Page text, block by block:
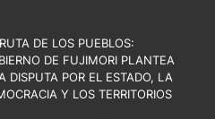
DE LOS PUEBLOS:
DE FUJIMORI PLANTEA
DISPUTA POR EL ESTADO, LA
Y LOS TERRITORIOS